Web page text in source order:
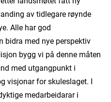
av tidlegare røynde
Alle har god
bidra med nye perspektiv
bygg vi på denne måten
med utgangpunkt i
visjonar for skuleslaget. I
medarbeidarar i